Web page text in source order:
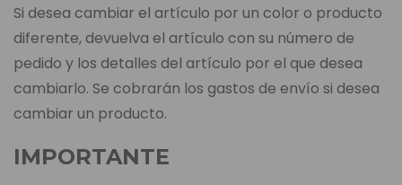
Si desea cambiar el artículo por un color o producto
diferente, devuelva el artículo con su número de
pedido y los detalles del artículo por el que desea
cambiarlo. Se cobrarán los gastos de envío si desea
cambiar un producto.
IMPORTANTE